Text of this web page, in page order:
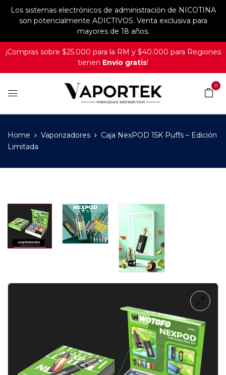
Los sistemas electrónicos de administración de NICOTINA
son potencialmente ADICTIVOS. Venta exclusiva para
mayores de 18 años.
¡Compras sobre $25.000 para la RM y $40.000 para Regiones
tienen Envío gratis!
0
Home Vaporizadores
Caja NexPOD 15K Puffs – Edición
Limitada